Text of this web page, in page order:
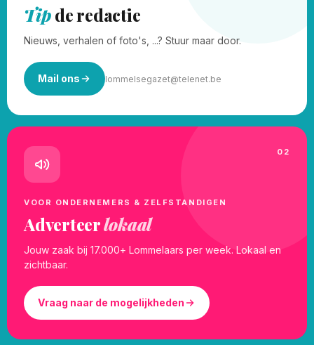
Tipde redactie
Nieuws, verhalen of foto's, ...? Stuur maar door.
Mail ons lommelsegazet@telenet.be
02
VOOR ONDERNEMERS & ZELFSTANDIGEN
Adverteerlokaal
Jouw zaak bij 17.000+ Lommelaars per week. Lokaal en
zichtbaar.
Vraag naar de mogelijkheden